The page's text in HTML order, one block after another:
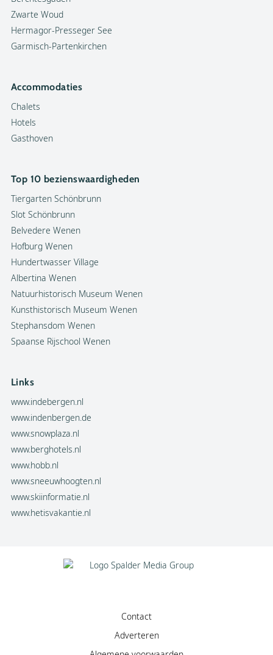
Zwarte Woud
Hermagor-Presseger See
Garmisch-Partenkirchen
Accommodaties
Chalets
Hotels
Gasthoven
Top 10 bezienswaardigheden
Tiergarten Schönbrunn
Slot Schönbrunn
Belvedere Wenen
Hofburg Wenen
Hundertwasser Village
Albertina Wenen
Natuurhistorisch Museum Wenen
Kunsthistorisch Museum Wenen
Stephansdom Wenen
Spaanse Rijschool Wenen
Links
www.indebergen.nl
www.indenbergen.de
www.snowplaza.nl
www.berghotels.nl
www.hobb.nl
www.sneeuwhoogten.nl
www.skiinformatie.nl
www.hetisvakantie.nl
Contact
Adverteren